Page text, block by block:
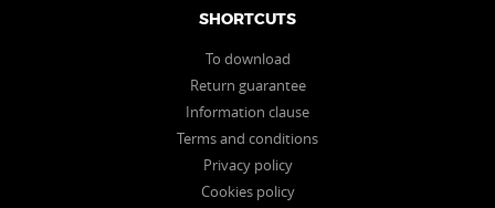
SHORTCUTS
To download
Return guarantee
Information clause
Terms and conditions
Privacy policy
Cookies policy